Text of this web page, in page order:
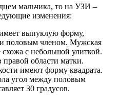
мальчика, то на УЗИ –
изменения:
выпуклую форму,
половым членом. Мужская
с небольшой улиткой.
области матки.
имеют форму квадрата.
угол между половым
30 градусов.